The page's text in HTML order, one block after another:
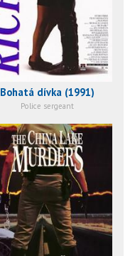
Bohatá dívka (1991)
Police sergeant